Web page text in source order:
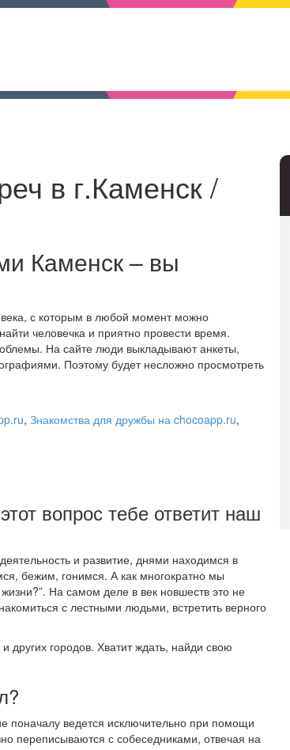
в г.Каменск /
Каменск – вы
с которым в любой момент можно
человечка и приятно провести время.
На сайте люди выкладывают анкеты,
Поэтому будет несложно просмотреть
, Знакомства для дружбы на chocoapp.ru,
вопрос тебе ответит наш
и развитие, днями находимся в
бежим, гонимся. А как многократно мы
На самом деле в век новшеств это не
с лестными людьми, встретить верного
других городов. Хватит ждать, найди свою
поначалу ведется исключительно при помощи
переписываются с собеседниками, отвечая на